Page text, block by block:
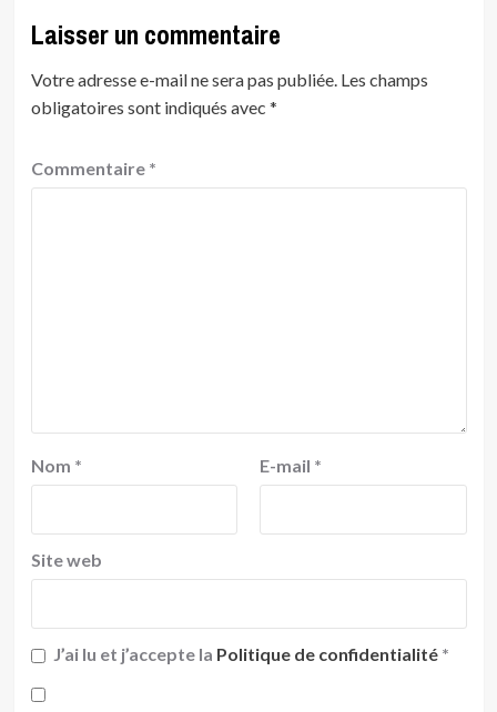
Laisser un commentaire
Votre adresse e-mail ne sera pas publiée. Les champs
obligatoires sont indiqués avec *
Commentaire *
Nom * E-mail *
Site web
J’ai lu et j’accepte la Politique de confidentialité *